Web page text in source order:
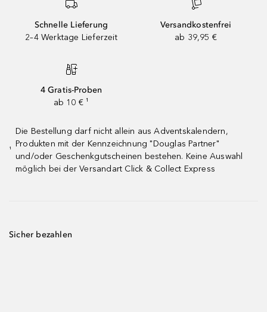
Schnelle Lieferung
2–4 Werktage Lieferzeit
Versandkostenfrei
ab 39,95 €
4 Gratis-Proben
ab 10 € ¹
¹
Die Bestellung darf nicht allein aus Adventskalendern,
Produkten mit der Kennzeichnung "Douglas Partner"
und/oder Geschenkgutscheinen bestehen. Keine Auswahl
möglich bei der Versandart Click & Collect Express
Sicher bezahlen